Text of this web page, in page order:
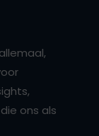
ons als